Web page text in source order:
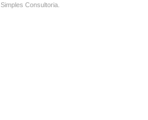
Simples Consultoria